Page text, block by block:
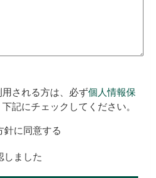
される方は、必ず個人情報保
記にチェックしてください。
針に同意する
しました